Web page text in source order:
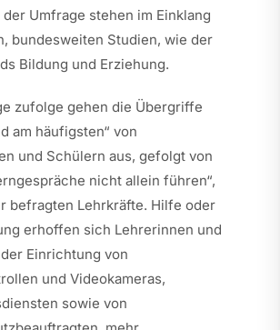
Umfrage stehen im Einklang
bundesweiten Studien, wie der
Bildung und Erziehung.
zufolge gehen die Übergriffe
am häufigsten“ von
und Schülern aus, gefolgt von
nicht allein führen“,
befragten Lehrkräfte. Hilfe oder
erhoffen sich Lehrerinnen und
Einrichtung von
und Videokameras,
sowie von